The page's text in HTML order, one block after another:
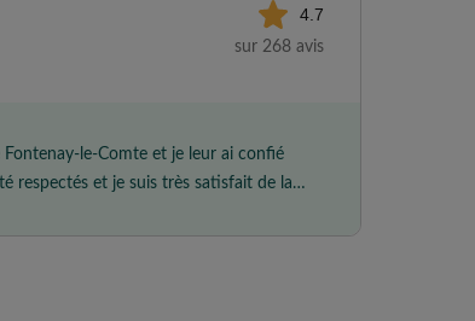
4.7
sur 268 avis
le-Comte et je leur ai confié
respectés et je suis très satisfait de la